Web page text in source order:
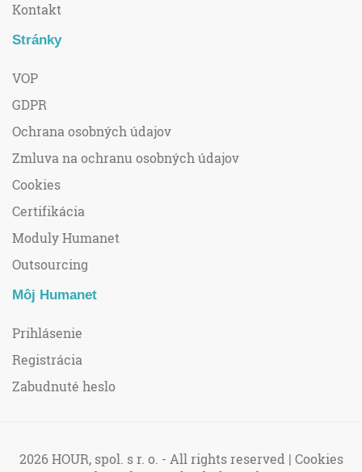
Kontakt
Stránky
VOP
GDPR
Ochrana osobných údajov
Zmluva na ochranu osobných údajov
Cookies
Certifikácia
Moduly Humanet
Outsourcing
Môj Humanet
Prihlásenie
Registrácia
Zabudnuté heslo
2026 HOUR, spol. s r. o. - All rights reserved | Cookies